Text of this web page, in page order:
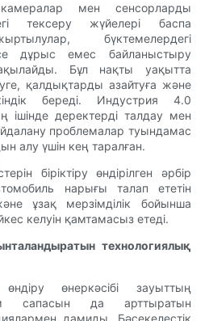
мен сенсорларды
тексеру жүйелері баспа
бүктемелердегі
дұрыс емес байланыстыру
Бұл нақты уақытта
қалдықтарды азайтуға және
береді. Индустрия 4.0
ішінде деректерді талдау мен
проблемалар туындамас
алу үшін кең таралған.
біріктіру өндірілген әрбір
нарығы талап ететін
ұзақ мерзімділік бойынша
келуін қамтамасыз етеді.
технологиялық
өндіру өнеркәсібі зауыттың
сапасын да арттыратын